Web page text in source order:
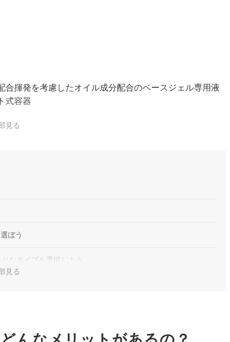
揮発を考慮したオイル成分配合のベースジェル専用液
式容器
見る
ぼう
なタイプを選択しよう
見る